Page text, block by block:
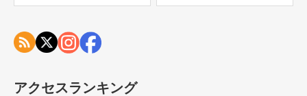
ット
アクセスランキング